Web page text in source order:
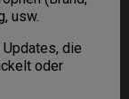
usw.
die
oder